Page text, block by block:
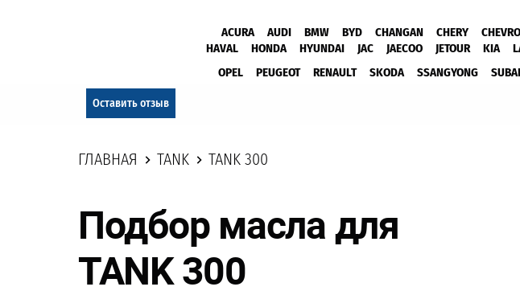
ACURA AUDI BMW BYD CHANGAN CHERY
HAVAL
HONDA HYUNDAI JAC JAECOO JETOUR KIA
OPEL
PEUGEOT RENAULT SKODA SSANGYONG
Оставить отзыв
ГЛАВНАЯ TANK TANK 300
Подбор масла для
TANK 300